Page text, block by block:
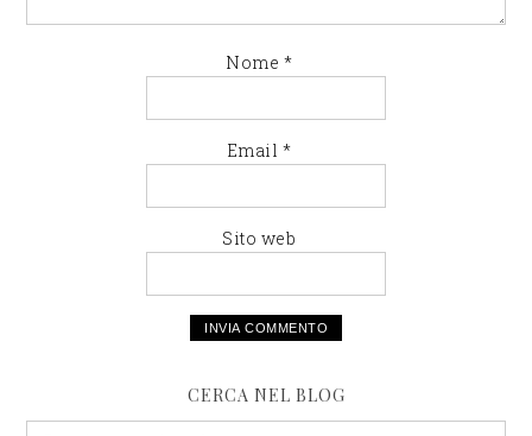
Nome *
Email *
Sito web
CERCA NEL BLOG